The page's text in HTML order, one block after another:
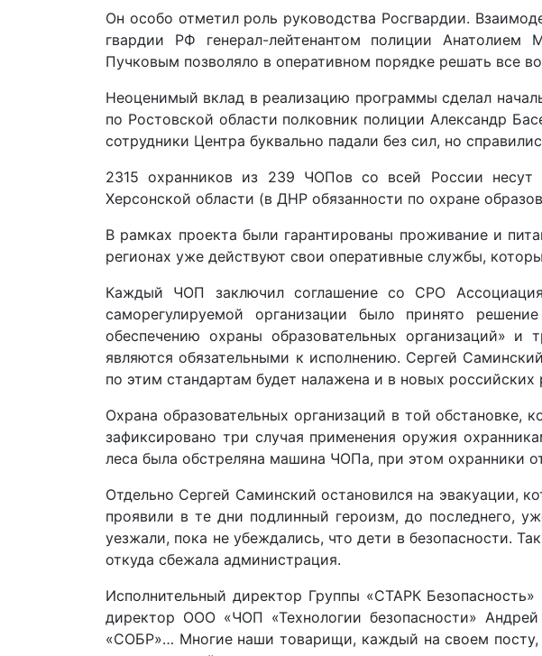
Он особо отметил роль руководства Росгвардии.
гвардии РФ генерал-лейтенантом полиции
Пучковым позволяло в оперативном порядке решать все
Неоценимый вклад в реализацию программы сделал
по Ростовской области полковник полиции Александр
сотрудники Центра буквально падали без сил, но
2315 охранников из 239 ЧОПов со всей России
Херсонской области (в ДНР обязанности по охране
В рамках проекта были гарантированы проживание и
регионах уже действуют свои оперативные службы,
Каждый ЧОП заключил соглашение со СРО
саморегулируемой организации было принято
обеспечению охраны образовательных организаций» и
являются обязательными к исполнению. Сергей
по этим стандартам будет налажена и в новых российских
Охрана образовательных организаций в той
зафиксировано три случая применения оружия
леса была обстреляна машина ЧОПа, при этом охранники
Отдельно Сергей Саминский остановился на эвакуации,
проявили в те дни подлинный героизм, до последнего,
уезжали, пока не убеждались, что дети в безопасности.
откуда сбежала администрация.
Исполнительный директор Группы «СТАРК
директор ООО «ЧОП «Технологии безопасности»
«СОБР»… Многие наши товарищи, каждый на своем посту,